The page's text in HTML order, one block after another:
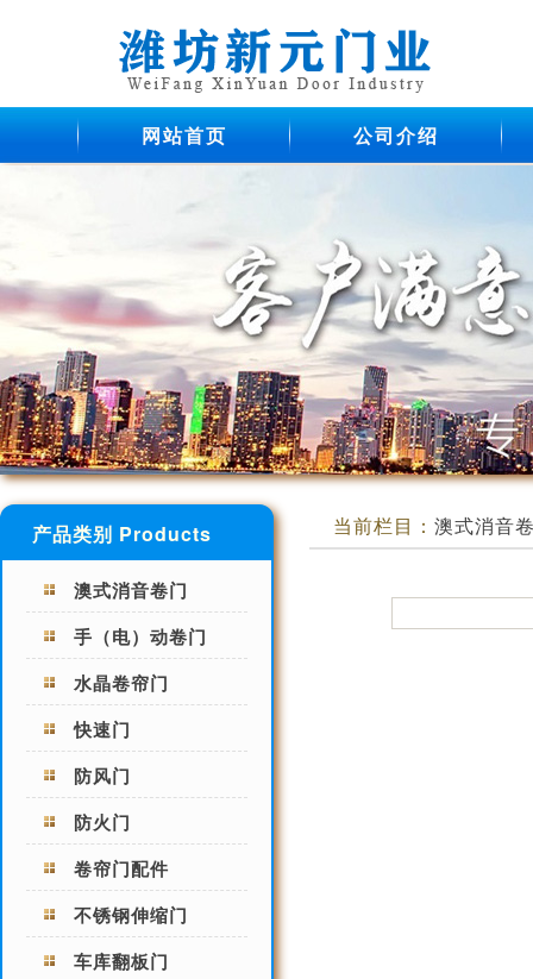
网站首页 公司介绍
产品类别 Products
澳式消音卷门
手（电）动卷门
水晶卷帘门
快速门
防风门
防火门
卷帘门配件
不锈钢伸缩门
车库翻板门
当前栏目： 澳式消音